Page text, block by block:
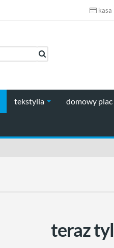
kasa
tekstylia domowy plac
teraz